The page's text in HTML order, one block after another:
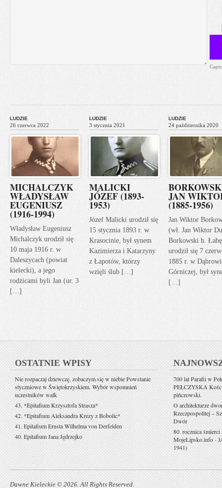
LUDZIE
26 czerwca 2022
MICHALCZYK
WŁADYSŁAW
EUGENIUSZ
(1916-1994)
Władysław Eugeniusz
Michalczyk urodził się
10 maja 1916 r. w
Daleszycach (powiat
kielecki), a jego
rodzicami byli Jan (ur. 3
[…]
LUDZIE
3 stycznia 2021
MALICKI
JÓZEF (1893-
1953)
Józef Malicki urodził się
15 stycznia 1893 r. w
Krasocinie, był synem
Kazimierza i Katarzyny
z Łapotów, którzy
wzięli ślub […]
LUDZIE
24 października 2020
JAN
(1885-1956)
Jan Wiktor
(wł. Jan Wiktor
Borkowski h.
urodził się 7
1885 r. w
Górniczej, był
[…]
OSTATNIE WPISY
Nie rozpaczaj dziewczę, zobaczym się w niebie Powstanie
styczniowe w Świętokrzyskiem. Wybór wspomnień
uczestników walk
43. *Epitafium Krzysztofa Strasza*
42. *Epitafium Aleksandra Krezy z Bobolic*
41. Epitafium Ernsta Wilhelma von Derfelden
40. Epitafium Jana Jędrzejko
700 lat Parafii w
PEŁCZYSKA
pińczowski.
O architekturze
Rzeczpospolitej –
Dwór
80. rocznica
MojeLipsko.info-
1941)
Dawne Kieleckie © 2026. All Rights Reserved.